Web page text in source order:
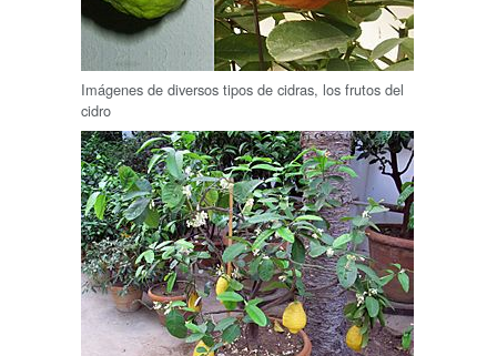
Imágenes de diversos tipos de cidras, los frutos del
cidro